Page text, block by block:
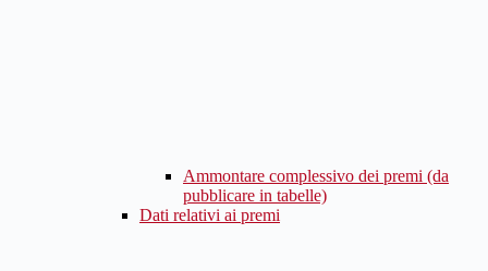
Ammontare complessivo dei premi (da
pubblicare in tabelle)
Dati relativi ai premi